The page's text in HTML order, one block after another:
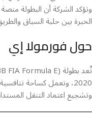
وتؤكد الشركة أن البطولة
الخبرة بين حلبة السباق
حول فورمولا إي
2020، وتعمل كساحة
وتشجيع اعتماد التنقل